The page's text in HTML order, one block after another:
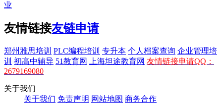
业
友情链接友链申请
郑州雅思培训 PLC编程培训 专升本 个人档案查询 企业管理培
训 初高中辅导 51教育网 上海坦途教育网 友情链接申请QQ：
2679169080
关于我们
关于我们 免责声明 网站地图 商务合作